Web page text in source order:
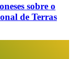
sobre o
de Terras